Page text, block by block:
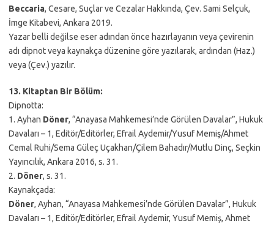
Beccaria, Cesare, Suçlar ve Cezalar Hakkında, Çev. Sami Selçuk,
İmge Kitabevi, Ankara 2019.
Yazar belli değilse eser adından önce hazırlayanın veya çevirenin
adı dipnot veya kaynakça düzenine göre yazılarak, ardından (Haz.)
veya (Çev.) yazılır.
13. Kitaptan Bir Bölüm:
Dipnotta:
1. Ayhan Döner, “Anayasa Mahkemesi’nde Görülen Davalar”, Hukuk
Davaları – 1, Editör/Editörler, Efrail Aydemir/Yusuf Memiş/Ahmet
Cemal Ruhi/Sema Güleç Uçakhan/Çilem Bahadır/Mutlu Dinç, Seçkin
Yayıncılık, Ankara 2016, s. 31.
2. Döner, s. 31.
Kaynakçada:
Döner, Ayhan, “Anayasa Mahkemesi’nde Görülen Davalar”, Hukuk
Davaları – 1, Editör/Editörler, Efrail Aydemir, Yusuf Memiş, Ahmet